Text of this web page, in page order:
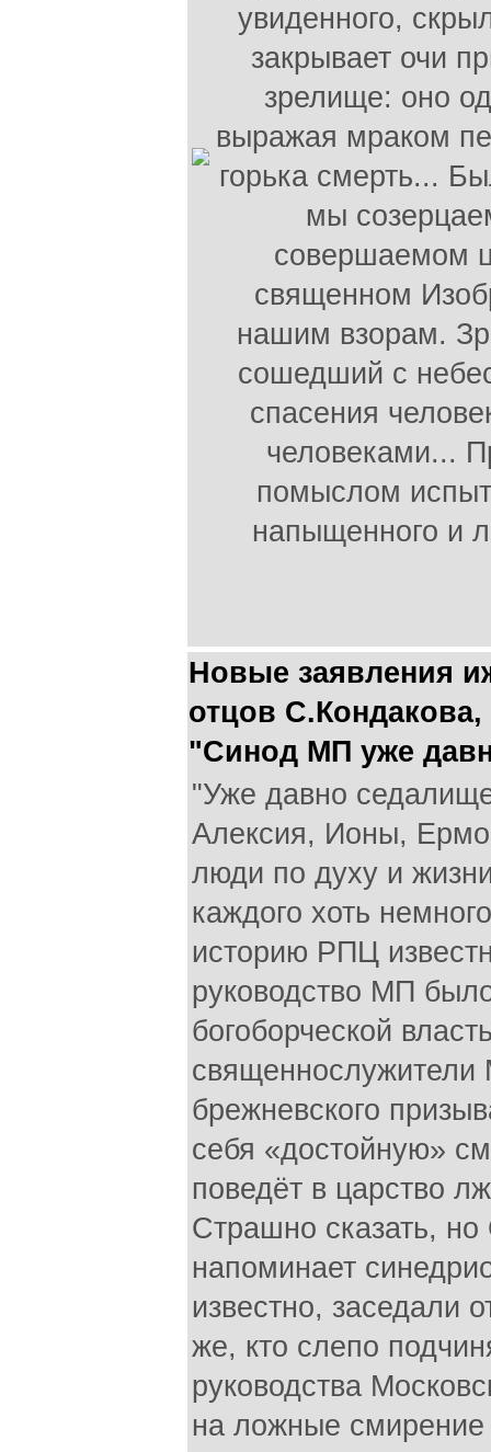
увиденного,
закрывает очи
зрелище: оно
выражая мраком
горька смерть...
мы
совершаемом
священном
нашим взорам.
сошедший с
спасения
человеками...
помыслом
напыщенного и
Новые заявления
отцов
"Синод МП уже
"Уже давно
Алексия, Ионы,
люди по духу и
каждого хоть
историю РПЦ
руководство МП
богоборческой
священнослужители
брежневского
себя «достойную»
поведёт в царство
Страшно сказать,
напоминает
известно, заседали
же, кто слепо
руководства
на ложные